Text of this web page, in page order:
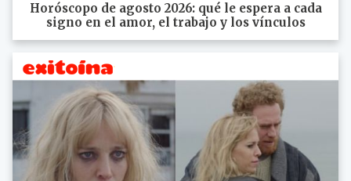
Horóscopo de agosto 2026: qué le espera a cada
signo en el amor, el trabajo y los vínculos